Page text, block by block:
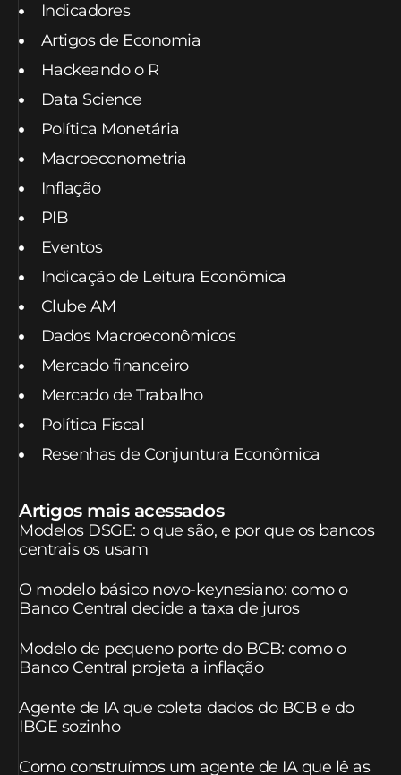
Indicadores
Artigos de Economia
Hackeando o R
Data Science
Política Monetária
Macroeconometria
Inflação
PIB
Eventos
Indicação de Leitura Econômica
Clube AM
Dados Macroeconômicos
Mercado financeiro
Mercado de Trabalho
Política Fiscal
Resenhas de Conjuntura Econômica
Artigos mais acessados
Modelos DSGE: o que são, e por que os bancos
centrais os usam
O modelo básico novo-keynesiano: como o
Banco Central decide a taxa de juros
Modelo de pequeno porte do BCB: como o
Banco Central projeta a inflação
Agente de IA que coleta dados do BCB e do
IBGE sozinho
Como construímos um agente de IA que lê as